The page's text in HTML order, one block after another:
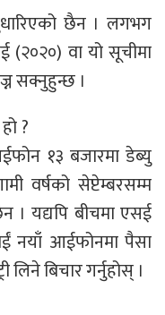
छैन । लगभग
वा यो सूचीमा
सक्नुहुन्छ ।
?
१३ बजारमा डेब्यु
वर्षको सेप्टेम्बरसम्म
यद्यपि बीचमा एसई
नयाँ आईफोनमा पैसा
लिने बिचार गर्नुहोस् ।